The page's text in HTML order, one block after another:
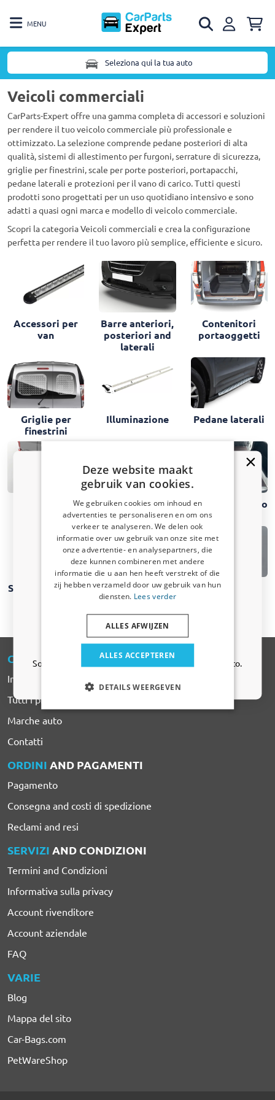
MENU
Seleziona qui la tua auto
Veicoli commerciali
CarParts-Expert offre una gamma completa di accessori e soluzioni
per rendere il tuo veicolo commerciale più professionale e
ottimizzato. La selezione comprende pedane posteriori di alta
qualità, sistemi di allestimento per furgoni, serrature di sicurezza,
griglie per finestrini, scale per porte posteriori, portapacchi,
pedane laterali e protezioni per il vano di carico. Tutti questi
prodotti sono progettati per un uso quotidiano intensivo e sono
adatti a quasi ogni marca e modello di veicolo commerciale.
Scopri la categoria Veicoli commerciali e crea la configurazione
perfetta per rendere il tuo lavoro più semplice, efficiente e sicuro.
Accessori per
van
Barre anteriori,
posteriori and
laterali
Contenitori
portaoggetti
Griglie per
finestrini
Illuminazione Pedane laterali
posteriori
Portapacchi da
tetto
Protezione vano
di carico
Scaffalature per
Scale per porte
Serrature di
CARPARTS -EXPERT
Informazioni su CarParts-Expert
Tutti i prodotti
Marche auto
Contatti
ORDINI AND PAGAMENTI
Pagamento
Consegna and costi di spedizione
Reclami and resi
SERVIZI AND CONDIZIONI
Termini and Condizioni
Informativa sulla privacy
Account rivenditore
Account aziendale
FAQ
VARIE
Blog
Mappa del sito
Car-Bags.com
PetWareShop
Deze website maakt
gebruik van cookies.
We gebruiken cookies om inhoud en
advertenties te personaliseren en om ons
verkeer te analyseren. We delen ook
informatie over uw gebruik van onze site met
onze advertentie- en analysepartners, die
deze kunnen combineren met andere
informatie die u aan hen heeft verstrekt of die
zij hebben verzameld door uw gebruik van hun
diensten. Lees verder
ALLES ACCEPTEREN
ALLES AFWIJZEN
DETAILS WEERGEVEN
Ricevi un codice sconto del 5%
Iscriviti alla newsletter e risparmia subito! Lo
sconto scade tra 3 giorni.
Email address
Sì, voglio il mio sconto
Solo aggiornamenti e offerte rilevanti per la tua auto.